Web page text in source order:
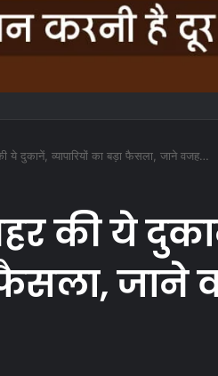
दुकानें, व्यापारियों का बड़ा फैसला, जाने वजह…
की ये
फैसला, जाने